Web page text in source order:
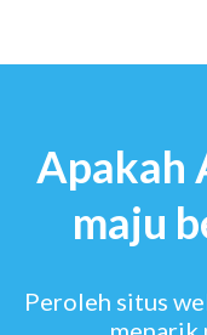
Apakah
maju
Peroleh situs